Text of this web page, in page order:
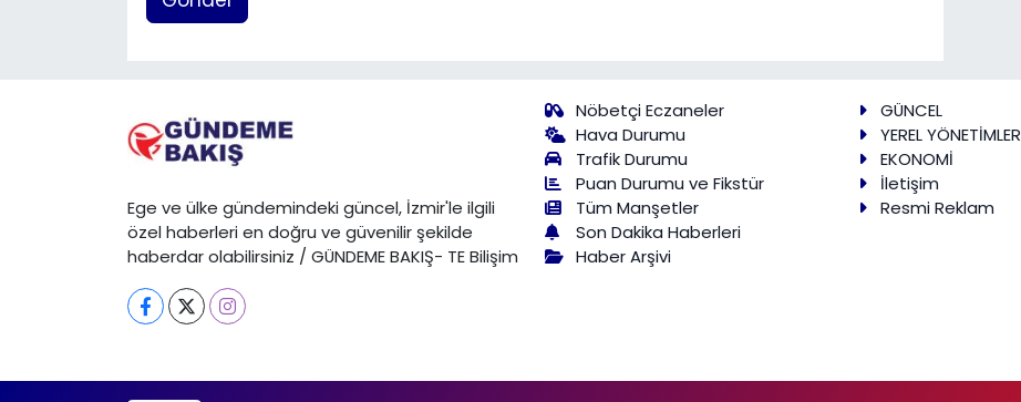
Ege ve ülke gündemindeki güncel, İzmir'le ilgili
özel haberleri en doğru ve güvenilir şekilde
haberdar olabilirsiniz / GÜNDEME BAKIŞ- TE Bilişim
Nöbetçi Eczaneler
Hava Durumu
Trafik Durumu
Puan Durumu ve Fikstür
Tüm Manşetler
Son Dakika Haberleri
Haber Arşivi
GÜNCEL
YEREL YÖNETİMLER
EKONOMİ
İletişim
Resmi Reklam